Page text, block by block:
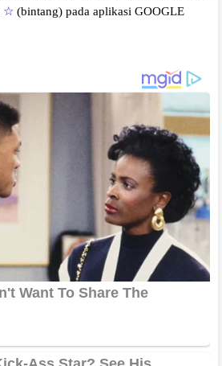
☆ (bintang) pada aplikasi GOOGLE